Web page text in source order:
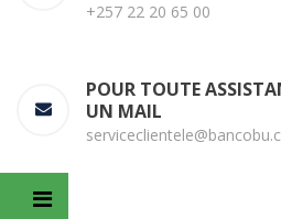
+257 22 20 65 00
POUR TOUTE
UN MAIL